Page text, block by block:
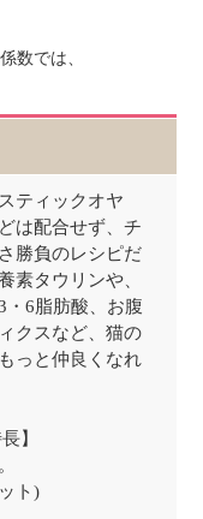
数では、
ティックオヤ
は配合せず、チ
勝負のレシピだ
素タウリンや、
・6脂肪酸、お腹
クスなど、猫の
っと仲良くなれ
】
ト)